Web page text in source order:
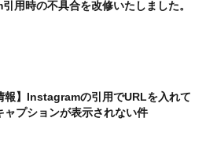
用時の不具合を改修いたしました。
報】Instagramの引用でURLを入れて
ャプションが表示されない件